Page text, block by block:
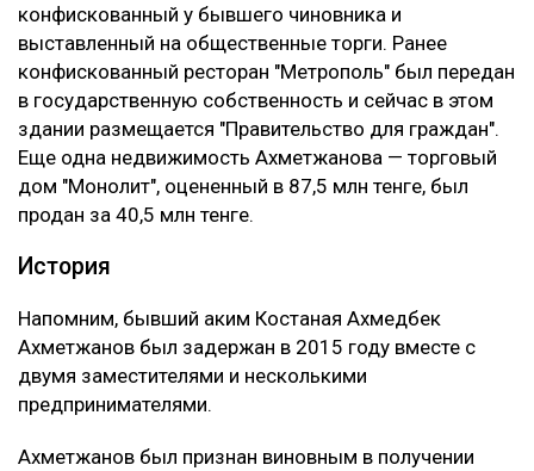
конфискованный у бывшего чиновника и
выставленный на общественные торги. Ранее
конфискованный ресторан "Метрополь" был передан
в государственную собственность и сейчас в этом
здании размещается "Правительство для граждан".
Еще одна недвижимость Ахметжанова — торговый
дом "Монолит", оцененный в 87,5 млн тенге, был
продан за 40,5 млн тенге.
История
Напомним, бывший аким Костаная Ахмедбек
Ахметжанов был задержан в 2015 году вместе с
двумя заместителями и несколькими
предпринимателями.
Ахметжанов был признан виновным в получении